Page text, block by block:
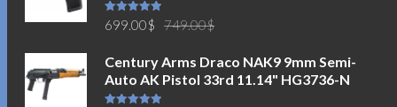
Được xếp
hạng5.005
749.00$
là:
749.00$.
699.00$
tại
là:
Century Arms Draco NAK9 9mm Semi-
Auto AK Pistol 33rd 11.14" HG3736-N